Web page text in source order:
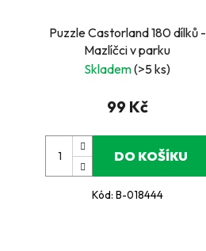
Puzzle Castorland 180 dílků -
Mazlíčci v parku
Skladem(>5 ks)
99 Kč
DO KOŠÍKU
Kód: B-018444